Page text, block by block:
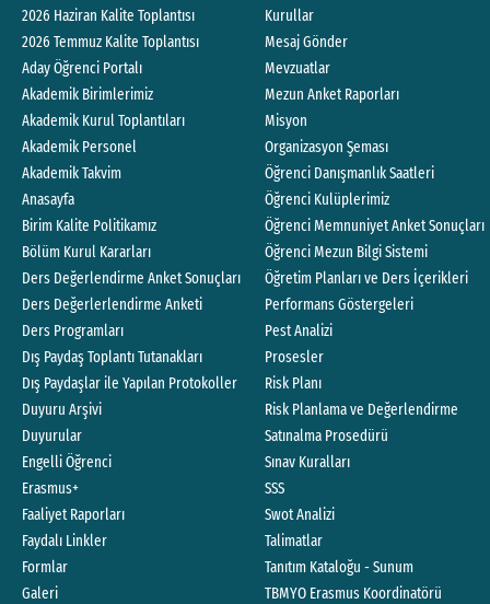
2026 Haziran Kalite Toplantısı
2026 Temmuz Kalite Toplantısı
Aday Öğrenci Portalı
Akademik Birimlerimiz
Akademik Kurul Toplantıları
Akademik Personel
Akademik Takvim
Anasayfa
Birim Kalite Politikamız
Bölüm Kurul Kararları
Ders Değerlendirme Anket Sonuçları
Ders Değerlerlendirme Anketi
Ders Programları
Dış Paydaş Toplantı Tutanakları
Dış Paydaşlar ile Yapılan Protokoller
Duyuru Arşivi
Duyurular
Engelli Öğrenci
Erasmus+
Faaliyet Raporları
Faydalı Linkler
Formlar
Galeri
Kurullar
Mesaj Gönder
Mevzuatlar
Mezun Anket Raporları
Misyon
Organizasyon Şeması
Öğrenci Danışmanlık Saatleri
Öğrenci Kulüplerimiz
Öğrenci Memnuniyet Anket Sonuçları
Öğrenci Mezun Bilgi Sistemi
Öğretim Planları ve Ders İçerikleri
Performans Göstergeleri
Pest Analizi
Prosesler
Risk Planı
Risk Planlama ve Değerlendirme
Satınalma Prosedürü
Sınav Kuralları
SSS
Swot Analizi
Talimatlar
Tanıtım Kataloğu - Sunum
TBMYO Erasmus Koordinatörü